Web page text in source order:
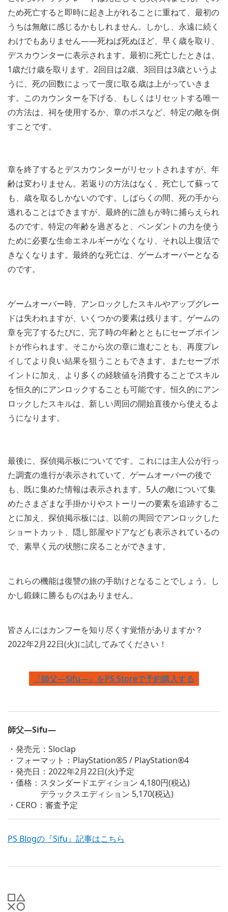
ため死亡すると即時に起き上がれることに重ねて、最初の
うちは無敵に感じるかもしれません。しかし、永遠に続く
わけでもありません――死ねば死ぬほど、早く歳を取り、
デスカウンターに表示されます。最初に死亡したときは、
1歳だけ歳を取ります。2回目は2歳、3回目は3歳というよ
うに、死の回数によって一度に取る歳は上がっていきま
す。このカウンターを下げる、もしくはリセットする唯一
の方法は、祠を使用するか、章のボスなど、特定の敵を倒
すことです。
章を終了するとデスカウンターがリセットされますが、年
齢は変わりません。若返りの方法はなく、死亡して蘇って
も、歳を取るしかないのです。しばらくの間、死の手から
逃れることはできますが、最終的に誰もが時に捕らえられ
るのです。特定の年齢を過ぎると、ペンダントの力を使う
ために必要な生命エネルギーがなくなり、それ以上復活で
きなくなります。最終的な死亡は、ゲームオーバーとなる
のです。
ゲームオーバー時、アンロックしたスキルやアップグレー
ドは失われますが、いくつかの要素は残ります。ゲームの
章を完了するたびに、完了時の年齢とともにセーブポイン
トが作られます。そこから次の章に進むことも、再度プレ
イしてより良い結果を狙うこともできます。またセーブポ
イントに加え、より多くの経験値を消費することでスキル
を恒久的にアンロックすることも可能です。恒久的にアン
ロックしたスキルは、新しい周回の開始直後から使えるよ
うになります。
最後に、探偵掲示板についてです。これには主人公が行っ
た調査の進行が表示されていて、ゲームオーバーの後で
も、既に集めた情報は表示されます。5人の敵について集
めたさまざまな手掛かりやストーリーの要素を追跡するこ
とに加え、探偵掲示板には、以前の周回でアンロックした
ショートカット、隠し部屋やドアなども表示されているの
で、素早く元の状態に戻ることができます。
これらの機能は復讐の旅の手助けとなることでしょう。し
かし鍛錬に勝るものはありません。
皆さんにはカンフーを知り尽くす覚悟がありますか？
2022年2月22日(火)に試してみてください！
『師父―Sifu―』をPS Storeで予約購入する
師父―Sifu―
・発売元：Sloclap
・フォーマット：PlayStation®5 / PlayStation®4
・発売日：2022年2月22日(火)予定
・価格：スタンダードエディション 4,180円(税込)
デラックスエディション 5,170(税込)
・CERO：審査予定
PS Blogの『Sifu』記事はこちら